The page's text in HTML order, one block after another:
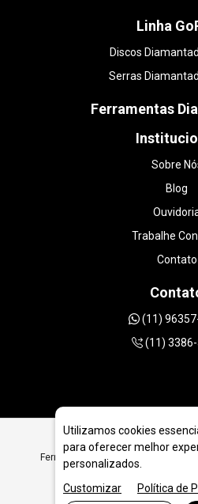
Linha
Discos
Serras
Ferramentas
Sobre
Blog
Trabalhe
Contato
(11)
(11)
Ferramentas Diamantadas para
Utilizamos cookies
para oferecer melhor
personalizados.
Customizar
Política de